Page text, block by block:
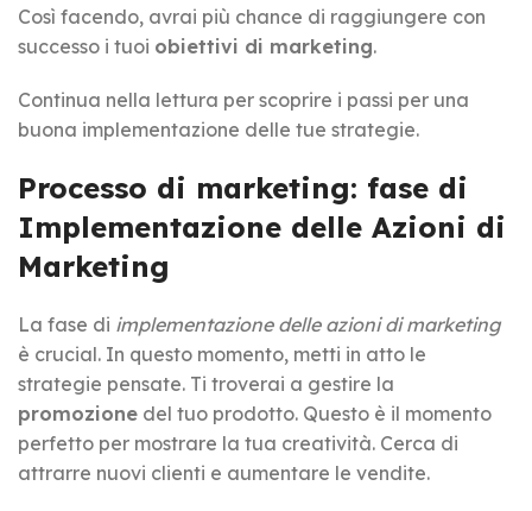
Così facendo, avrai più chance di raggiungere con
successo i tuoi obiettivi di marketing.
Continua nella lettura per scoprire i passi per una
buona implementazione delle tue strategie.
Processo di marketing: fase di
Implementazione delle Azioni di
Marketing
La fase di implementazione delle azioni di marketing
è crucial. In questo momento, metti in atto le
strategie pensate. Ti troverai a gestire la
promozione del tuo prodotto. Questo è il momento
perfetto per mostrare la tua creatività. Cerca di
attrarre nuovi clienti e aumentare le vendite.